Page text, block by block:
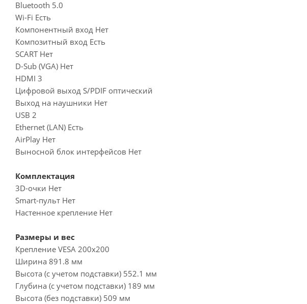
Bluetooth 5.0
Wi-Fi Есть
Компонентный вход Нет
Композитный вход Есть
SCART Нет
D-Sub (VGA) Нет
HDMI 3
Цифровой выход S/PDIF оптический
Выход на наушники Нет
USB 2
Ethernet (LAN) Есть
AirPlay Нет
Выносной блок интерфейсов Нет
Комплектация
3D-очки Нет
Smart-пульт Нет
Настенное крепление Нет
Размеры и вес
Крепление VESA 200x200
Ширина 891.8 мм
Высота (с учетом подставки) 552.1 мм
Глубина (с учетом подставки) 189 мм
Высота (без подставки) 509 мм